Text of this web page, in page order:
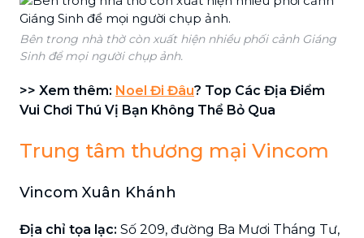
Bên trong nhà thờ còn xuất hiện nhiều phối cảnh Giáng
Sinh để mọi người chụp ảnh.
>> Xem thêm: Noel Đi Đâu? Top Các Địa Điểm
Vui Chơi Thú Vị Bạn Không Thể Bỏ Qua
Trung tâm thương mại Vincom
Vincom Xuân Khánh
Địa chỉ tọa lạc: Số 209, đường Ba Mươi Tháng Tư,